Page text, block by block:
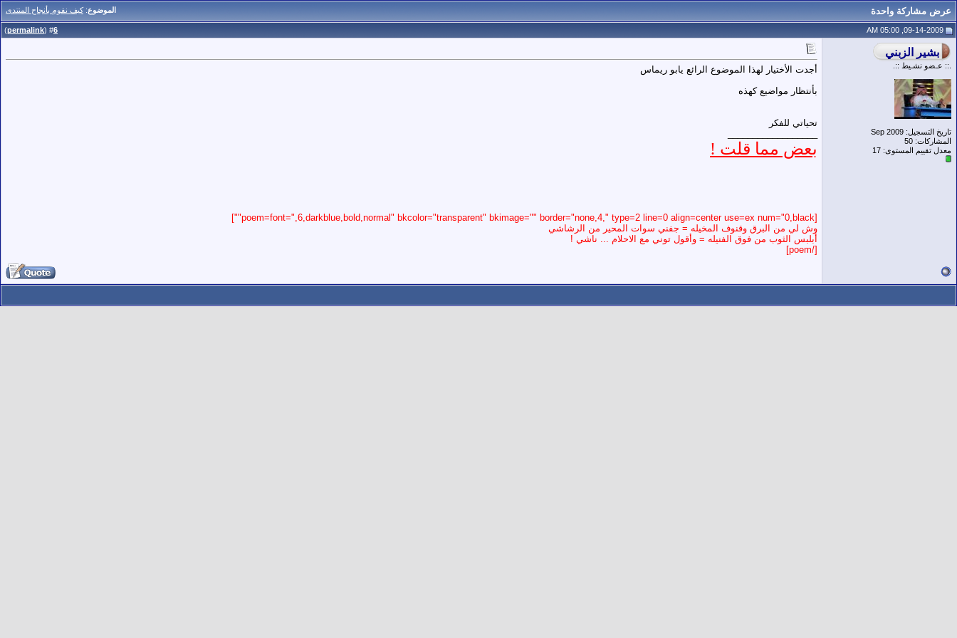
الموضوع:كيف نقوم بأنجاح المنتدى عرض مشاركة واحدة
6
(
permalink
)
.:: عـضو نشـيط ::.
تاريخ التسجيل: Sep 2009
المشاركات: 50
معدل تقييم المستوى: 17
أجدت الأختيار لهذا الموضوع الرائع يابو ريماس
بأنتظار مواضيع كهذه
تحياتي للفكر
بعض مما قلت !
[poem=font=",6,darkblue,bold,normal" bkcolor="transparent" bkimage="" border="none,4," type=2 line=0 align=center use=ex num="0,black""]
وش لي من البرق وقنوف المخيله = جفني سوات المحير من الرشاشي
أبلبس الثوب من فوق الفنيله = وأقول توني مع الاحلام ... ناشي !
[/poem]